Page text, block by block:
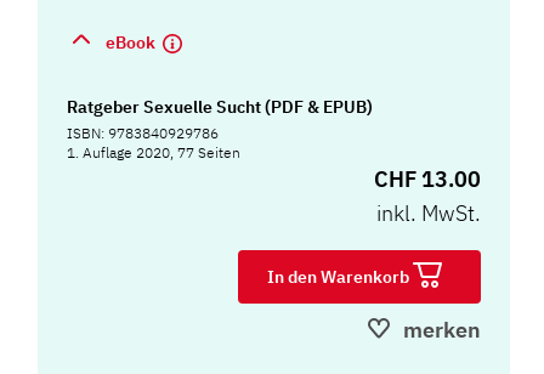
eBook
Ratgeber Sexuelle Sucht (PDF & EPUB)
ISBN: 9783840929786
1. Auflage 2020, 77 Seiten
CHF 13.00
inkl. MwSt.
In den Warenkorb
merken